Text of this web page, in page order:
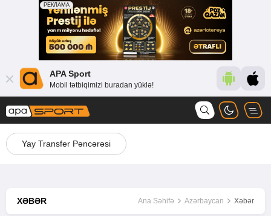
APA Sport
Mobil tətbiqimizi buradan yüklə!
Yay Transfer Pəncərəsi
XƏBƏR Ana Səhifə Azərbaycan Xəbər